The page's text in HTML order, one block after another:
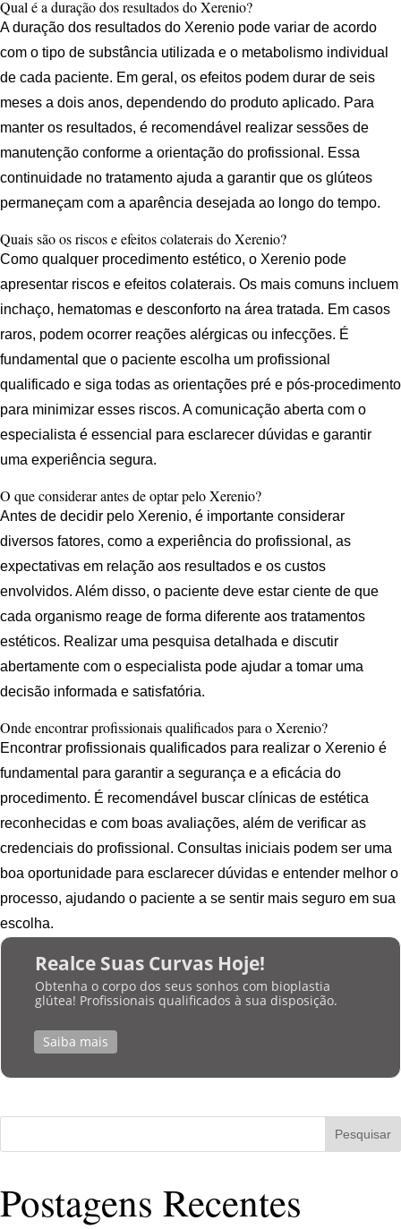
Qual é a duração dos resultados do Xerenio?
A duração dos resultados do Xerenio pode variar de acordo
com o tipo de substância utilizada e o metabolismo individual
de cada paciente. Em geral, os efeitos podem durar de seis
meses a dois anos, dependendo do produto aplicado. Para
manter os resultados, é recomendável realizar sessões de
manutenção conforme a orientação do profissional. Essa
continuidade no tratamento ajuda a garantir que os glúteos
permaneçam com a aparência desejada ao longo do tempo.
Quais são os riscos e efeitos colaterais do Xerenio?
Como qualquer procedimento estético, o Xerenio pode
apresentar riscos e efeitos colaterais. Os mais comuns incluem
inchaço, hematomas e desconforto na área tratada. Em casos
raros, podem ocorrer reações alérgicas ou infecções. É
fundamental que o paciente escolha um profissional
qualificado e siga todas as orientações pré e pós-procedimento
para minimizar esses riscos. A comunicação aberta com o
especialista é essencial para esclarecer dúvidas e garantir
uma experiência segura.
O que considerar antes de optar pelo Xerenio?
Antes de decidir pelo Xerenio, é importante considerar
diversos fatores, como a experiência do profissional, as
expectativas em relação aos resultados e os custos
envolvidos. Além disso, o paciente deve estar ciente de que
cada organismo reage de forma diferente aos tratamentos
estéticos. Realizar uma pesquisa detalhada e discutir
abertamente com o especialista pode ajudar a tomar uma
decisão informada e satisfatória.
Onde encontrar profissionais qualificados para o Xerenio?
Encontrar profissionais qualificados para realizar o Xerenio é
fundamental para garantir a segurança e a eficácia do
procedimento. É recomendável buscar clínicas de estética
reconhecidas e com boas avaliações, além de verificar as
credenciais do profissional. Consultas iniciais podem ser uma
boa oportunidade para esclarecer dúvidas e entender melhor o
processo, ajudando o paciente a se sentir mais seguro em sua
escolha.
Realce Suas Curvas Hoje!
Obtenha o corpo dos seus sonhos com bioplastia
glútea! Profissionais qualificados à sua disposição.
Saiba mais
Pesquisar
Postagens Recentes